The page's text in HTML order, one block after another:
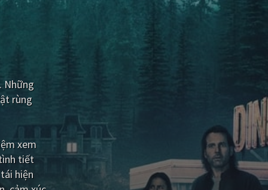
Những
rùng
xem
tiết
hiện